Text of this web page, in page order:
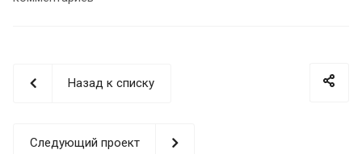
Назад к списку
Следующий проект